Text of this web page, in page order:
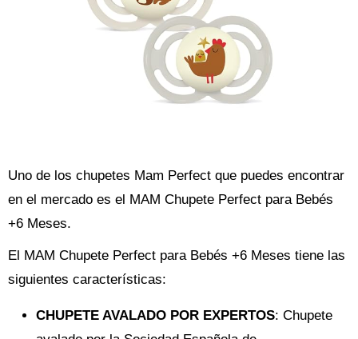
Uno de los chupetes Mam Perfect que puedes encontrar
en el mercado es el MAM Chupete Perfect para Bebés
+6 Meses.
El MAM Chupete Perfect para Bebés +6 Meses tiene las
siguientes características:
CHUPETE AVALADO POR EXPERTOS: Chupete